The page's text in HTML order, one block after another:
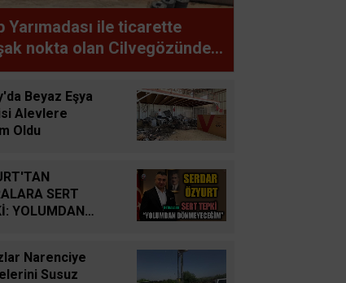
Süleyman GÖKSU
Zaferler Ayı Ağustos
AYNI ENKAZIN TOZUNU
İsmail Cingöz
Yarım Kalan Stratejik
Hayallerden Küresel
Savunma Sanayiinin
Tarihsel Yolculuğu
Yarımadası ile ticarette
nokta olan Cilvegözünden
bin 500 tır giriş-çıkış
Beyaz Eşya
Alevlere
Oldu
SERT
YOLUMDAN
Narenciye
Susuz